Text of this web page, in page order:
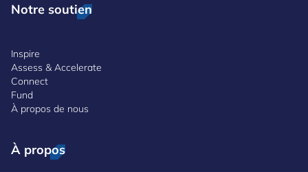
Notre soutien
Inspire
Assess & Accelerate
Connect
Fund
À propos de nous
À propos